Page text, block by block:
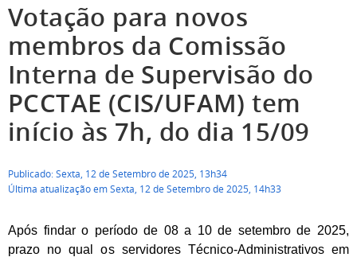
Votação para novos
membros da Comissão
Interna de Supervisão do
PCCTAE (CIS/UFAM) tem
início às 7h, do dia 15/09
Publicado: Sexta, 12 de Setembro de 2025, 13h34
Última atualização em Sexta, 12 de Setembro de 2025, 14h33
Após findar o período de 08 a 10 de setembro de 2025,
prazo no qual os servidores Técnico-Administrativos em